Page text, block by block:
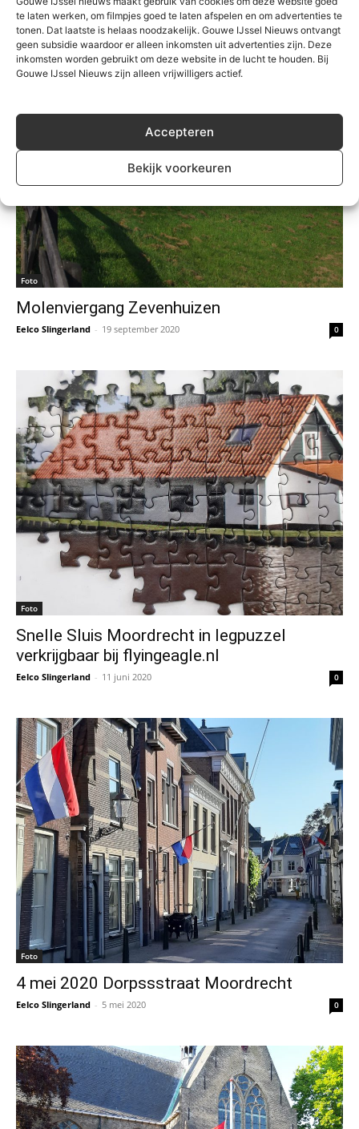
te laten werken, om filmpjes goed te laten afspelen en om advertenties te
tonen. Dat laatste is helaas noodzakelijk. Gouwe IJssel Nieuws ontvangt
geen subsidie waardoor er alleen inkomsten uit advertenties zijn. Deze
inkomsten worden gebruikt om deze website in de lucht te houden. Bij
Gouwe IJssel Nieuws zijn alleen vrijwilligers actief.
Accepteren
Bekijk voorkeuren
Moordrecht
Eelco Slingerland - 19 september 2020 0
Foto
Molenviergang Zevenhuizen
Eelco Slingerland - 19 september 2020 0
Foto
Snelle Sluis Moordrecht in legpuzzel
verkrijgbaar bij flyingeagle.nl
Eelco Slingerland - 11 juni 2020 0
Foto
4 mei 2020 Dorpssstraat Moordrecht
Eelco Slingerland - 5 mei 2020 0